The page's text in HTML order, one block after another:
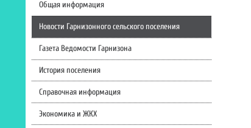
Общая информация
Новости Гарнизонного сельского поселения
Газета Ведомости Гарнизона
История поселения
Справочная информация
Экономика и ЖКХ